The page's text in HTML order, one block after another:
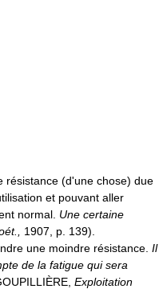
résistance (d'une chose) due
et pouvant aller
normal. Une certaine
1907, p. 139).
une moindre résistance. Il
de la fatigue qui sera
Exploitation